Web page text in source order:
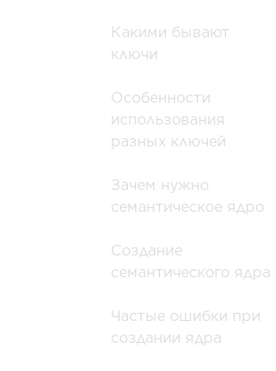
Какими бывают
ключи
Особенности
использования
разных ключей
Зачем нужно
семантическое ядро
Создание
семантического ядра
Частые ошибки при
создании ядра